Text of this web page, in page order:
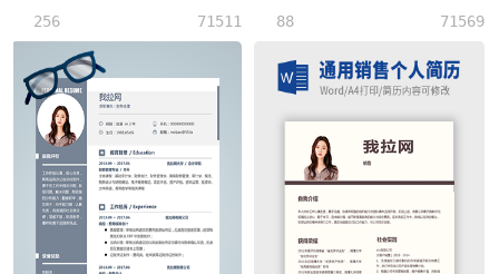
256 71511 88 71569